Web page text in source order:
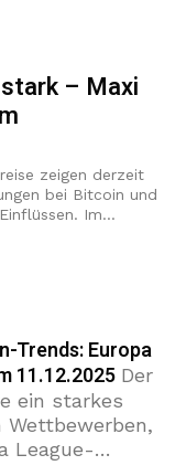
– Maxi
zeigen derzeit
bei Bitcoin und
Im
Projekten mit
Trends: Europa
11.12.2025 Der
ein starkes
League-